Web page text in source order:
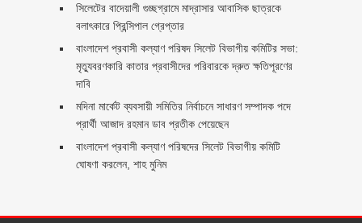
সিলেটের বাদেয়ালী গুচ্ছগ্রামে মাদ্রাসার আবাসিক ছাত্রকে
বলাৎকারে প্রিন্সিপাল গ্রেপ্তার ‎
বাংলাদেশ প্রবাসী কল্যাণ পরিষদ সিলেট বিভাগীয় কমিটির সভা:
মৃত্যুবরণকারি কাতার প্রবাসীদের পরিবারকে দ্রুত ক্ষতিপূরণের
দাবি
মদিনা মার্কেট ব্যবসায়ী সমিতির নির্বাচনে সাধারণ সম্পাদক পদে
প্রার্থী আজাদ রহমান ডাব প্রতীক পেয়েছেন ‎
‎বাংলাদেশ প্রবাসী কল্যাণ পরিষদের সিলেট বিভাগীয় কমিটি
ঘোষণা করলেন, শাহ মুনিম